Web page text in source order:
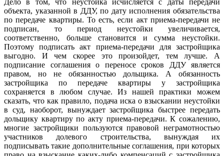
объекта, указанной в ДДУ, по дату исполнения обязательства
по передаче квартиры. То есть, если акт приема-передачи не
подписан, то период неустойки увеличивается,
соответственно, больше становится и сумма неустойки.
Поэтому подписать акт приема-передачи для застройщика
выгодно. И чем скорее это произойдет, тем лучше. А
подписание соглашения о переносе сроков ДДУ является
правом, но не обязанностью дольщика. А обязанность
застройщика по передаче квартиры у застройщика
сохраняется в любом случае. Из нашей практики можем
сказать, что как правило, подача иска о взыскании неустойки
в суд, наоборот, вынуждает застройщика быстрее передать
дольщику квартиру по акту приема-передачи. К сожалению,
многие застройщики пользуются правовой неграмотностью
участников долевого строительства, вынуждая их
подписывать такие дополнительные соглашения, при которых